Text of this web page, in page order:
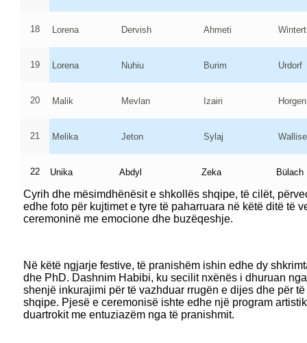
këtë ditë të shënuar të diplomimit të gjeneratës së 28-të
kantonin e Cyrihut, gjithashtu shprehu respektin e tij për
rëndësinë e mësimit të gjuhës shqipe në mërgatë.
vlerësoi gjuhën shqipe si pjesë të identitetit shqiptar, ku
të flisni me familjarët tuaj shqip. Ajo falënderoj LAPSH
Pas fjalimeve përshëndetëse dhe programit artistik,
më të rëndësishme dhe emocionuese, ndarja e
Cyrih dhe mësimdhënësit e shkollës shqipe, të cilët,
edhe foto për kujtimet e tyre të paharruara në këtë ditë të
ceremoninë me emocione dhe buzëqeshje.
Në këtë ngjarje festive, të pranishëm ishin edhe dy
dhe PhD. Dashnim Habibi, ku secilit nxënës i dhuruan
shenjë inkurajimi për të vazhduar rrugën e dijes dhe për
shqipe. Pjesë e ceremonisë ishte edhe një program
duartrokit me entuziazëm nga të pranishmit.
18 Lorena Dervish Ahmeti
19 Lorena Nuhiu Burim Urdorf
20 Malik Mevlan Izairi Horgen
21 Melika Jeton Sylaj
22 Unika Abdyl Zeka Bülach